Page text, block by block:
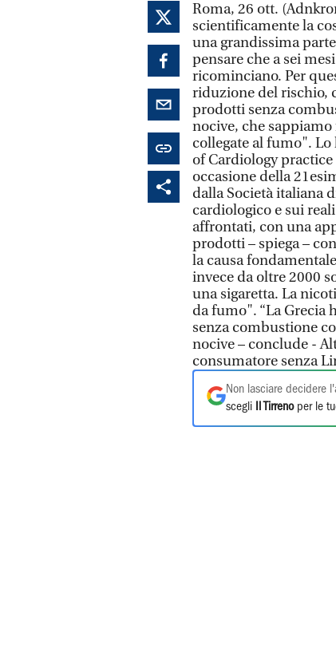
Roma, 26 ott.
scientificamente la
una grandissima
pensare che a sei
ricominciano. Per
riduzione del rischio,
prodotti senza
nocive, che
collegate al fumo".
of Cardiology
occasione della
dalla Società italiana
cardiologico e sui
affrontati, con una
prodotti – spiega –
la causa
invece da oltre 2000
una sigaretta. La
da fumo". “La Grecia
senza combustione
nocive – conclude -
consumatore senza
Non lasciare decidere
scegli
Il Tirrenoper le